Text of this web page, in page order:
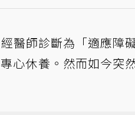
醫師診斷為「適應障
心休養。然而如今突